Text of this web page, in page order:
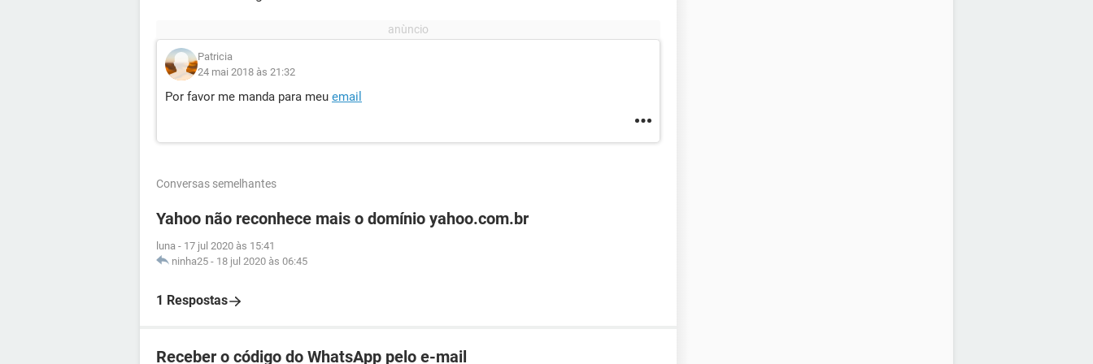
Patricia
24 mai 2018 às 21:32
Por favor me manda para meu email
Conversas semelhantes
Yahoo não reconhece mais o domínio yahoo.com.br
luna - 17 jul 2020 às 15:41
ninha25 - 18 jul 2020 às 06:45
1 Respostas
Receber o código do WhatsApp pelo e-mail